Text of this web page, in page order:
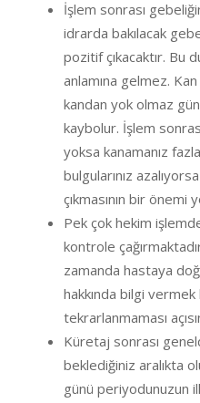
İşlem sonrası
idrarda bakılacak
pozitif çıkacaktır. Bu
anlamına gelmez.
kandan yok olmaz
kaybolur. İşlem
yoksa kanamanız
bulgularınız
çıkmasının bir önemi
Pek çok hekim
kontrole
zamanda hastaya
hakkında bilgi vermek
tekrarlanmaması
Küretaj sonrası
beklediğiniz aralıkta
günü periyodunuzun